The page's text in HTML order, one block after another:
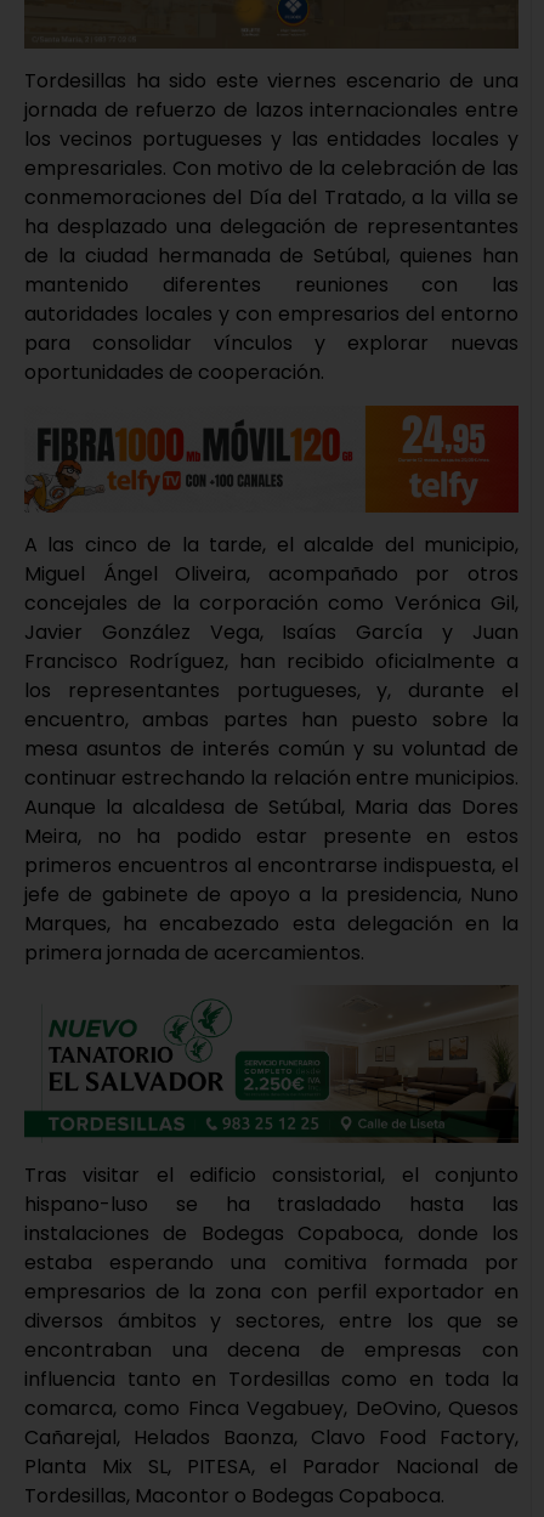
Tordesillas ha sido este viernes escenario de una
jornada de refuerzo de lazos internacionales entre
los vecinos portugueses y las entidades locales y
empresariales. Con motivo de la celebración de las
conmemoraciones del Día del Tratado, a la villa se
ha desplazado una delegación de representantes
de la ciudad hermanada de Setúbal, quienes han
mantenido diferentes reuniones con las
autoridades locales y con empresarios del entorno
para consolidar vínculos y explorar nuevas
oportunidades de cooperación.
A las cinco de la tarde, el alcalde del municipio,
Miguel Ángel Oliveira, acompañado por otros
concejales de la corporación como Verónica Gil,
Javier González Vega, Isaías García y Juan
Francisco Rodríguez, han recibido oficialmente a
los representantes portugueses, y, durante el
encuentro, ambas partes han puesto sobre la
mesa asuntos de interés común y su voluntad de
continuar estrechando la relación entre municipios.
Aunque la alcaldesa de Setúbal, Maria das Dores
Meira, no ha podido estar presente en estos
primeros encuentros al encontrarse indispuesta, el
jefe de gabinete de apoyo a la presidencia, Nuno
Marques, ha encabezado esta delegación en la
primera jornada de acercamientos.
Tras visitar el edificio consistorial, el conjunto
hispano-luso se ha trasladado hasta las
instalaciones de Bodegas Copaboca, donde los
estaba esperando una comitiva formada por
empresarios de la zona con perfil exportador en
diversos ámbitos y sectores, entre los que se
encontraban una decena de empresas con
influencia tanto en Tordesillas como en toda la
comarca, como Finca Vegabuey, DeOvino, Quesos
Cañarejal, Helados Baonza, Clavo Food Factory,
Planta Mix SL, PITESA, el Parador Nacional de
Tordesillas, Macontor o Bodegas Copaboca.